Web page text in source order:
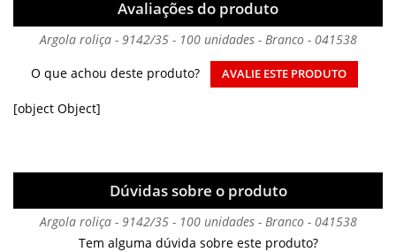
Avaliações do produto
Argola roliça - 9142/35 - 100 unidades - Branco - 041538
O que achou deste produto?
AVALIE ESTE PRODUTO
[object Object]
Dúvidas sobre o produto
Argola roliça - 9142/35 - 100 unidades - Branco - 041538
Tem alguma dúvida sobre este produto?